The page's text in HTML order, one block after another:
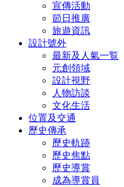
宣傳活動
節日推廣
旅遊資訊
設計號外
最新及人氣一覧
元創領域
設計視野
人物訪談
文化生活
位置及交通
歷史傳承
歷史軌跡
歷史焦點
歷史導賞
成為導賞員